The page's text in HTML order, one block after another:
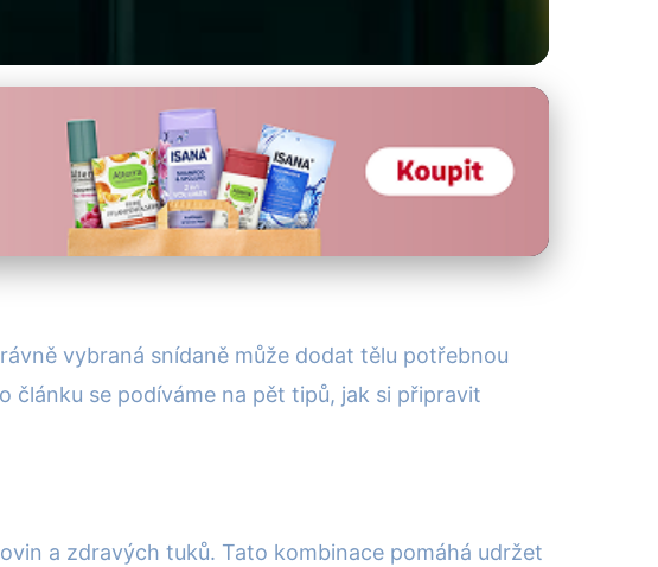
Den: Tipů a Triků!
vybraná snídaně může dodat tělu potřebnou
se podíváme na pět tipů, jak si připravit
a zdravých tuků. Tato kombinace pomáhá udržet